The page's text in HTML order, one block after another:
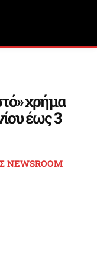
χρήμα
έως 3
NEWSROOM